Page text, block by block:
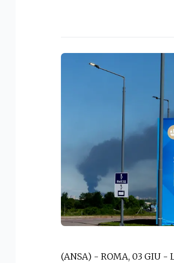
(ANSA) - ROMA, 03 GIU